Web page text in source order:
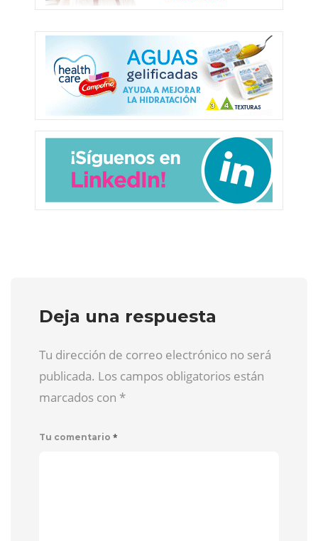
Deja una respuesta
Tu dirección de correo electrónico no será
publicada. Los campos obligatorios están
marcados con *
Tu comentario *